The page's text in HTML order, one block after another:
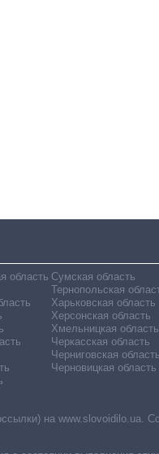
область Сумская область
Тернопольская
Харьковская область
Херсонская область
Хмельницкая область
Черкасская область
Черниговская область
Черновицкая область
на www.slovoidilo.ua.